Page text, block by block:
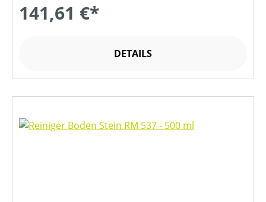
141,61 €*
DETAILS